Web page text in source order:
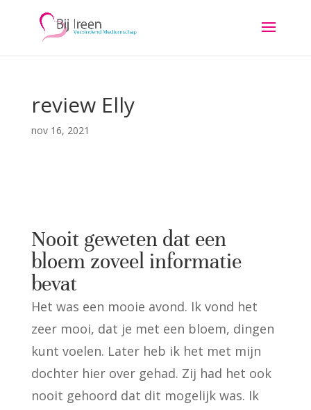
review Elly
nov 16, 2021
Nooit geweten dat een
bloem zoveel informatie
bevat
Het was een mooie avond. Ik vond het
zeer mooi, dat je met een bloem, dingen
kunt voelen. Later heb ik het met mijn
dochter hier over gehad. Zij had het ook
nooit gehoord dat dit mogelijk was. Ik